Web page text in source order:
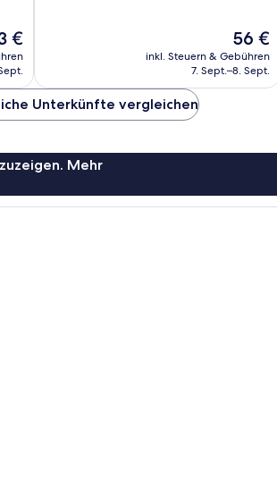
€
Der
Preis
beträgt
56 €
inkl. Steuern & Gebühren
7. Sept.–8. Sept.
Unterkünfte vergleichen
Mehr